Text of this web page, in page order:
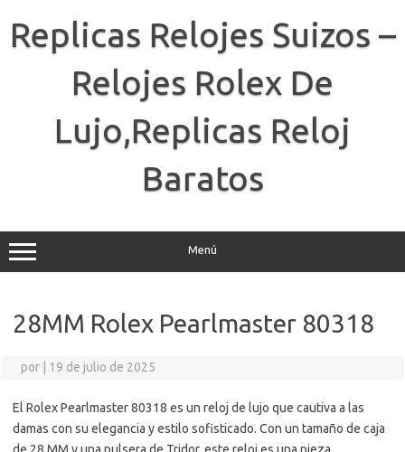
contenido
Replicas Relojes Suizos –
Relojes Rolex De
Lujo,Replicas Reloj
Baratos
Menú
28MM Rolex Pearlmaster 80318
por 19 de julio de 2025
El Rolex Pearlmaster 80318 es un reloj de lujo que cautiva a las
damas con su elegancia y estilo sofisticado. Con un tamaño de caja